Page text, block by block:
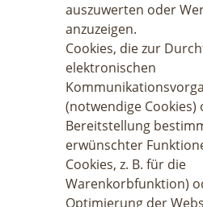
auszuwerten oder
anzuzeigen.
Cookies, die zur
elektronischen
(notwendige Cookies)
Bereitstellung
erwünschter
Cookies, z. B. für die
Warenkorbfunktion)
Optimierung der